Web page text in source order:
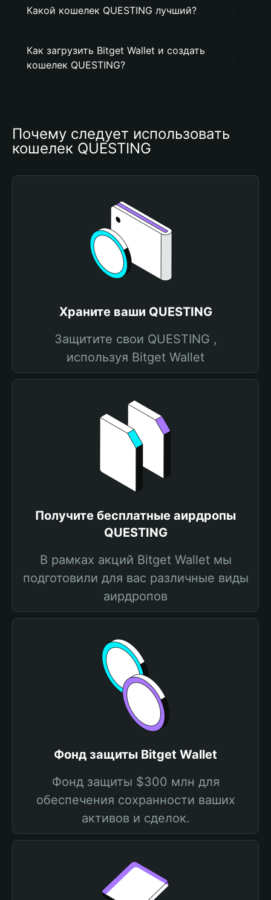
Какой кошелек QUESTING лучший?
Как загрузить Bitget Wallet и создать
кошелек QUESTING?
Почему следует использовать
кошелек QUESTING
Храните ваши QUESTING
Защитите свои QUESTING ,
используя Bitget Wallet
Получите бесплатные аирдропы
QUESTING
В рамках акций Bitget Wallet мы
подготовили для вас различные виды
аирдропов
Фонд защиты Bitget Wallet
Фонд защиты $300 млн для
обеспечения сохранности ваших
активов и сделок.